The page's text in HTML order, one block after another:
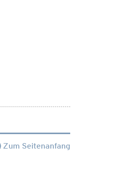
Zum Seitenanfang